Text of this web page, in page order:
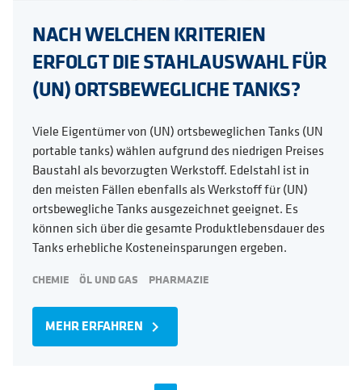
NACH WELCHEN KRITERIEN
ERFOLGT DIE STAHLAUSWAHL FÜR
(UN) ORTSBEWEGLICHE TANKS?
Viele Eigentümer von (UN) ortsbeweglichen Tanks (UN
portable tanks) wählen aufgrund des niedrigen Preises
Baustahl als bevorzugten Werkstoff. Edelstahl ist in
den meisten Fällen ebenfalls als Werkstoff für (UN)
ortsbewegliche Tanks ausgezeichnet geeignet. Es
können sich über die gesamte Produktlebensdauer des
Tanks erhebliche Kosteneinsparungen ergeben.
CHEMIE ÖL UND GAS PHARMAZIE
MEHR ERFAHREN navigate_next